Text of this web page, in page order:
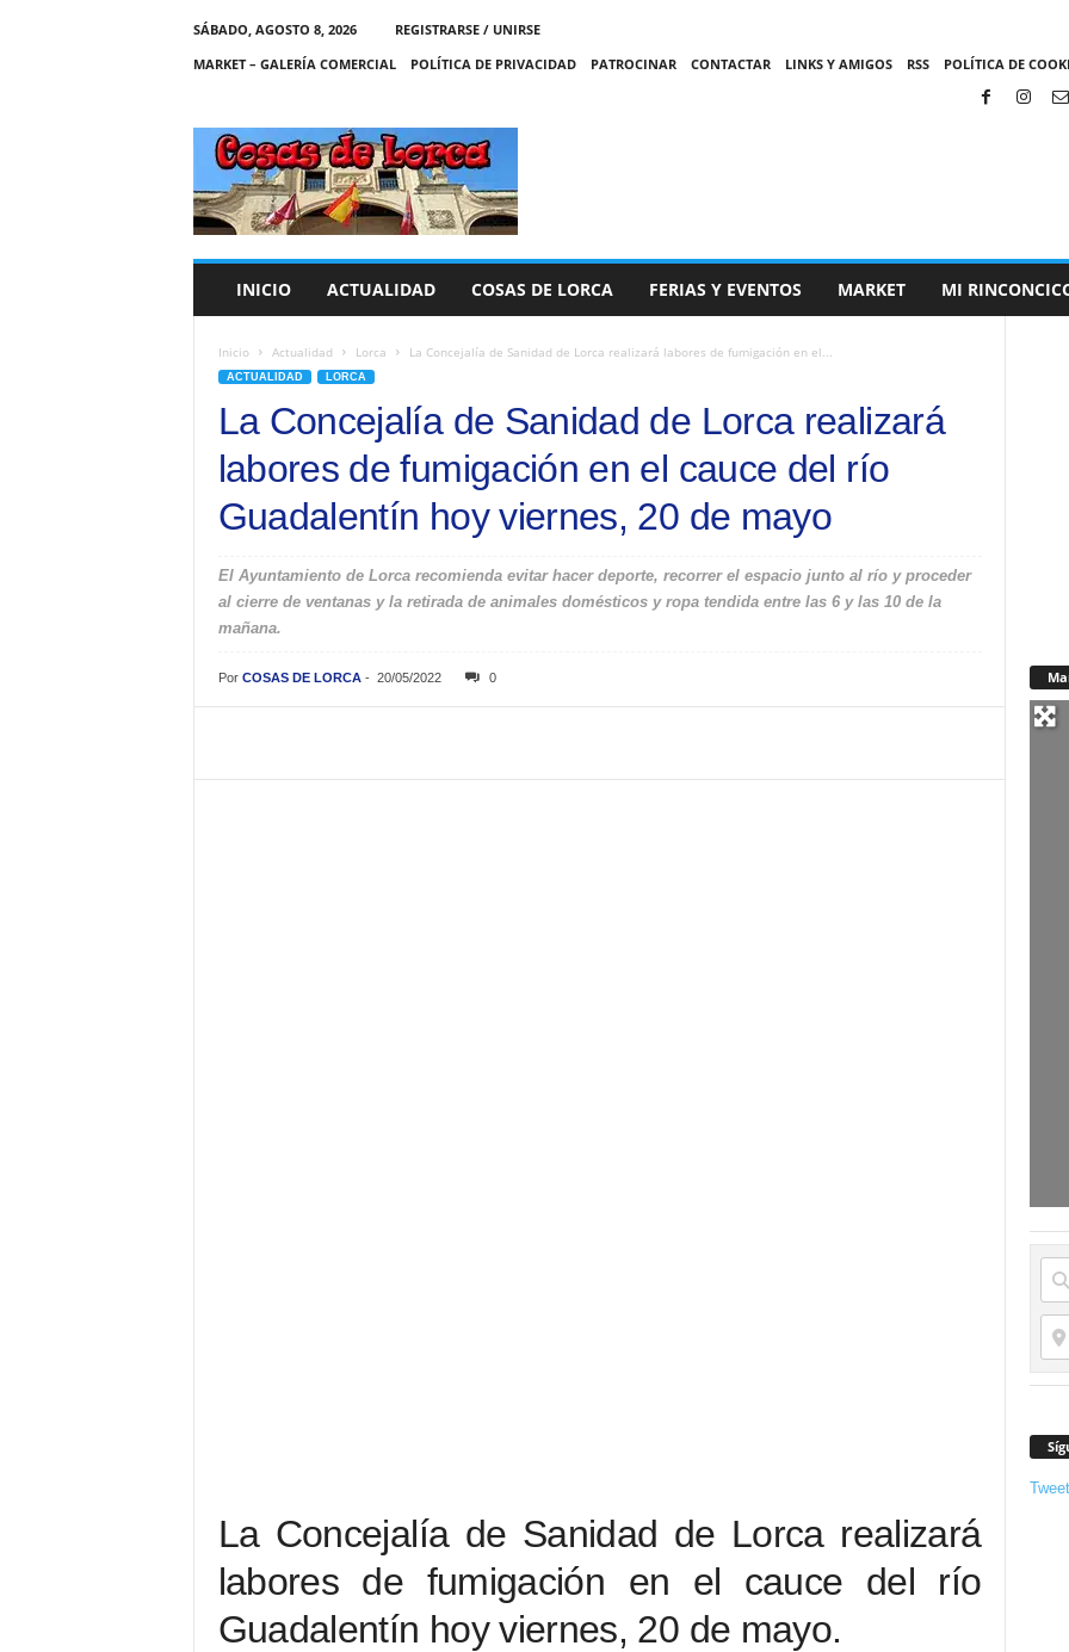
SÁBADO, AGOSTO 8, 2026
REGISTRARSE / UNIRSE
MARKET – GALERÍA COMERCIAL
POLÍTICA DE PRIVACIDAD PATROCINAR CONTACTAR LINKS Y AMIGOS RSS POLÍTICA DE
C
A
S
INICIO ACTUALIDAD COSAS DE LORCA FERIAS Y EVENTOS MARKET MI
Inicio Actualidad Lorca La Concejalía de Sanidad de Lorca realizará labores de fumigación en el...
ACTUALIDAD LORCA
La Concejalía de Sanidad de Lorca realizará
labores de fumigación en el cauce del río
Guadalentín hoy viernes, 20 de mayo
El Ayuntamiento de Lorca recomienda evitar hacer deporte, recorrer el espacio junto al río y proceder
al cierre de ventanas y la retirada de animales domésticos y ropa tendida entre las 6 y las 10 de la
mañana.
Por COSAS DE LORCA- 20/05/2022 0
La Concejalía de Sanidad de Lorca realizará
labores de fumigación en el cauce del río
Guadalentín hoy viernes, 20 de mayo.